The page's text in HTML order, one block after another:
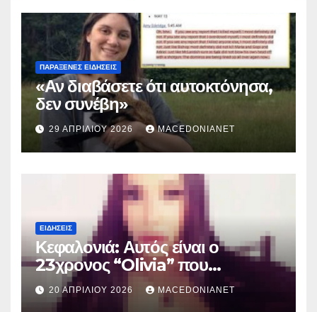
ΠΑΡΆΞΕΝΕΣ ΕΙΔΉΣΕΙΣ
«Αν διαβάσετε ότι αυτοκτόνησα,
δεν συνέβη»
29 ΑΠΡΙΛΊΟΥ 2026 MACEDONIANET
ΕΙΔΉΣΕΙΣ
Κεφαλονιά: Αυτός είναι ο
23χρονος “Olivia” που
κατηγορείται για τον θάνατο της
Μυρτούς
20 ΑΠΡΙΛΊΟΥ 2026 MACEDONIANET